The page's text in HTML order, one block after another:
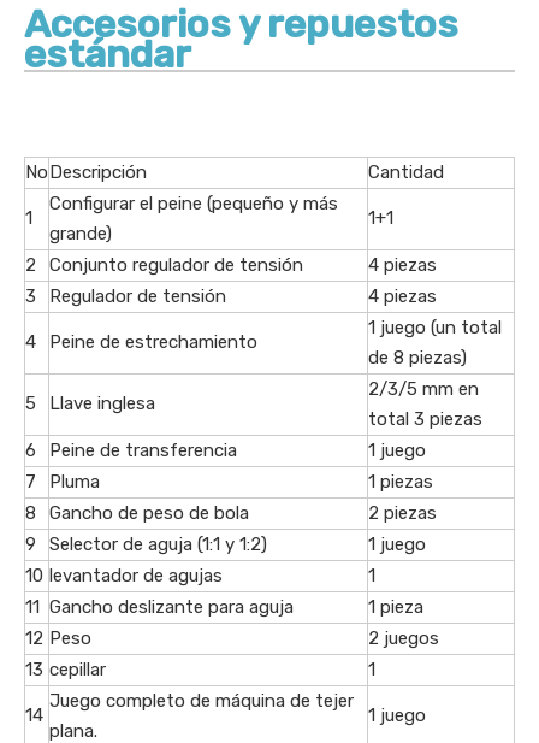
Accesorios y repuestos
estándar
NoDescripción Cantidad
1
Configurar el peine (pequeño y más
grande)
1+1
2 Conjunto regulador de tensión
4 piezas
3
Regulador de tensión 4 piezas
4 Peine de estrechamiento
1 juego (un total
de 8 piezas)
5 Llave inglesa
2/3/5 mm en
total 3 piezas
6
Peine de transferencia
1 juego
7
Pluma
1 piezas
8
Gancho de peso de bola
2 piezas
9
Selector de aguja (1:1 y 1:2)
1 juego
10 levantador de agujas
1
11 Gancho deslizante para aguja
1 pieza
12 Peso
2 juegos
13 cepillar 1
14
Juego completo de máquina de tejer
plana.
1 juego